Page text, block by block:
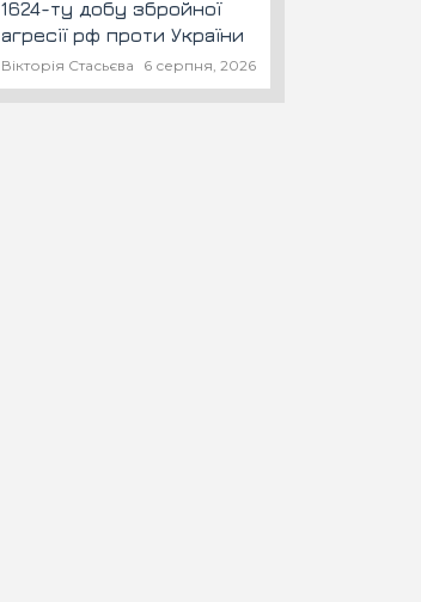
1624-ту добу збройної
агресії рф проти України
Вікторія Стасьєва 6 серпня, 2026